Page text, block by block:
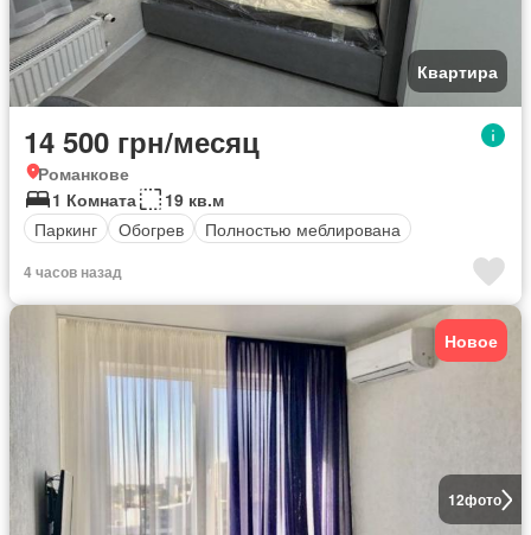
Квартира
14 500 грн/месяц
Романкове
1 Комната
19 кв.м
Паркинг
Обогрев Полностью меблирована
4 часов назад
12фото
Новое